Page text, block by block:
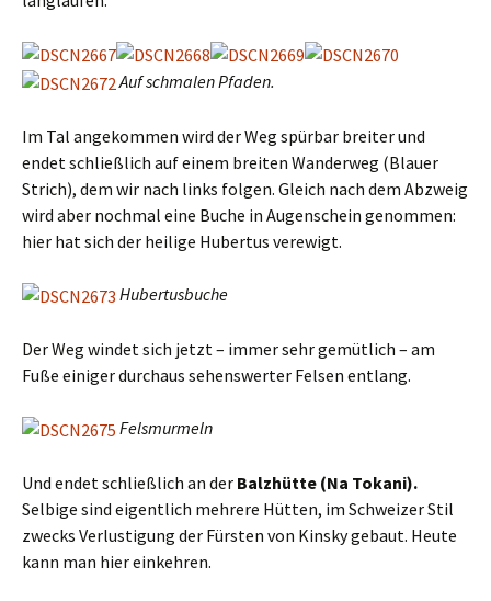
Auf schmalen Pfaden.
Im Tal angekommen wird der Weg spürbar breiter und
endet schließlich auf einem breiten Wanderweg (Blauer
Strich), dem wir nach links folgen. Gleich nach dem Abzweig
wird aber nochmal eine Buche in Augenschein genommen:
hier hat sich der heilige Hubertus verewigt.
Hubertusbuche
Der Weg windet sich jetzt – immer sehr gemütlich – am
Fuße einiger durchaus sehenswerter Felsen entlang.
Felsmurmeln
Und endet schließlich an der Balzhütte (Na Tokani).
Selbige sind eigentlich mehrere Hütten, im Schweizer Stil
zwecks Verlustigung der Fürsten von Kinsky gebaut. Heute
kann man hier einkehren.